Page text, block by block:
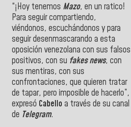
“¡Hoy tenemos Mazo, en un ratico!
Para seguir compartiendo,
viéndonos, escuchándonos y para
seguir desenmascarando a esta
oposición venezolana con sus falsos
positivos, con su fakes news, con
sus mentiras, con sus
confrontaciones, que quieren tratar
de tapar, pero imposible de hacerlo”,
expresó Cabello a través de su canal
de Telegram.